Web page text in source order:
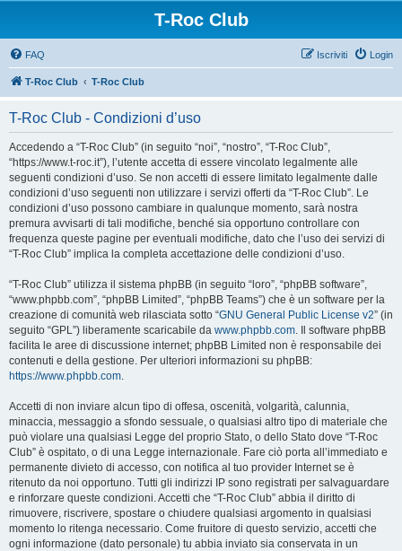
T-Roc Club
FAQ Login
Iscriviti
T-Roc Club T-Roc Club
T-Roc Club - Condizioni d’uso
Accedendo a “T-Roc Club” (in seguito “noi”, “nostro”, “T-Roc Club”,
“https://www.t-roc.it”), l’utente accetta di essere vincolato legalmente alle
seguenti condizioni d’uso. Se non accetti di essere limitato legalmente dalle
condizioni d’uso seguenti non utilizzare i servizi offerti da “T-Roc Club”. Le
condizioni d’uso possono cambiare in qualunque momento, sarà nostra
premura avvisarti di tali modifiche, benché sia opportuno controllare con
frequenza queste pagine per eventuali modifiche, dato che l’uso dei servizi di
“T-Roc Club” implica la completa accettazione delle condizioni d’uso.
“T-Roc Club” utilizza il sistema phpBB (in seguito “loro”, “phpBB software”,
“www.phpbb.com”, “phpBB Limited”, “phpBB Teams”) che è un software per la
creazione di comunità web rilasciata sotto “GNU General Public License v2” (in
seguito “GPL”) liberamente scaricabile da www.phpbb.com. Il software phpBB
facilita le aree di discussione internet; phpBB Limited non è responsabile dei
contenuti e della gestione. Per ulteriori informazioni su phpBB:
https://www.phpbb.com.
Accetti di non inviare alcun tipo di offesa, oscenità, volgarità, calunnia,
minaccia, messaggio a sfondo sessuale, o qualsiasi altro tipo di materiale che
può violare una qualsiasi Legge del proprio Stato, o dello Stato dove “T-Roc
Club” è ospitato, o di una Legge internazionale. Fare ciò porta all’immediato e
permanente divieto di accesso, con notifica al tuo provider Internet se è
ritenuto da noi opportuno. Tutti gli indirizzi IP sono registrati per salvaguardare
e rinforzare queste condizioni. Accetti che “T-Roc Club” abbia il diritto di
rimuovere, riscrivere, spostare o chiudere qualsiasi argomento in qualsiasi
momento lo ritenga necessario. Come fruitore di questo servizio, accetti che
ogni informazione (dato personale) tu abbia inviato sia conservata in un